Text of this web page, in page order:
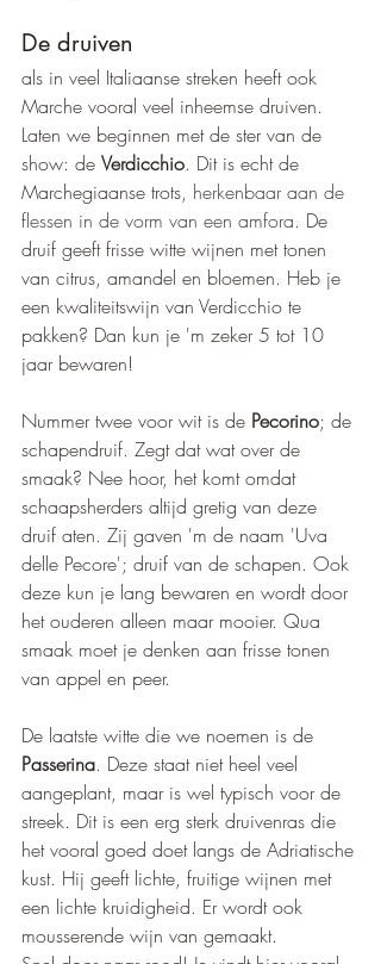
De druiven
als in veel Italiaanse streken heeft ook
Marche vooral veel inheemse druiven.
Laten we beginnen met de ster van de
show: de Verdicchio. Dit is echt de
Marchegiaanse trots, herkenbaar aan de
flessen in de vorm van een amfora. De
druif geeft frisse witte wijnen met tonen
van citrus, amandel en bloemen. Heb je
een kwaliteitswijn van Verdicchio te
pakken? Dan kun je 'm zeker 5 tot 10
jaar bewaren!
Nummer twee voor wit is de Pecorino; de
schapendruif. Zegt dat wat over de
smaak? Nee hoor, het komt omdat
schaapsherders altijd gretig van deze
druif aten. Zij gaven 'm de naam 'Uva
delle Pecore'; druif van de schapen. Ook
deze kun je lang bewaren en wordt door
het ouderen alleen maar mooier. Qua
smaak moet je denken aan frisse tonen
van appel en peer.
De laatste witte die we noemen is de
Passerina. Deze staat niet heel veel
aangeplant, maar is wel typisch voor de
streek. Dit is een erg sterk druivenras die
het vooral goed doet langs de Adriatische
kust. Hij geeft lichte, fruitige wijnen met
een lichte kruidigheid. Er wordt ook
mousserende wijn van gemaakt.